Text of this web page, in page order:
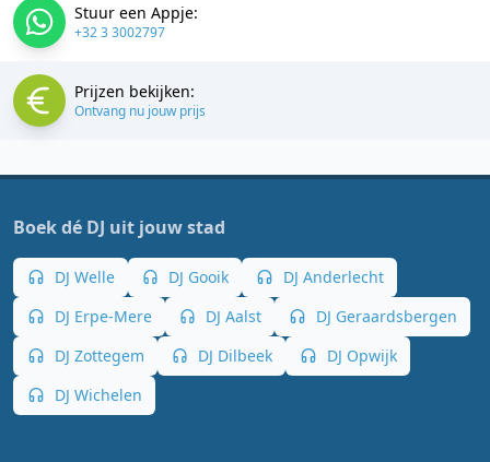
Stuur een Appje:
+32 3 3002797
Prijzen bekijken:
Ontvang nu jouw prijs
Boek dé DJ uit jouw stad
DJ Welle DJ Gooik
DJ Anderlecht
DJ Erpe-Mere
DJ Aalst
DJ Geraardsbergen
DJ Zottegem
DJ Dilbeek
DJ Opwijk
DJ Wichelen